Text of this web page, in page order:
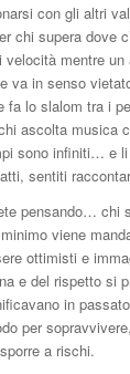
con gli altri
chi supera dove
mentre
va in senso
fa lo slalom tra i
ascolta musica
sono infiniti… e
sentiti
pensando… chi
viene
ottimisti e
e del rispetto si
in
per
a rischi.